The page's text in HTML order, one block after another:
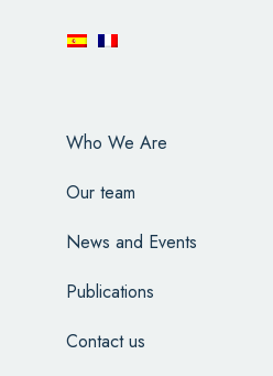
Who We Are
Our team
News and Events
Publications
Contact us